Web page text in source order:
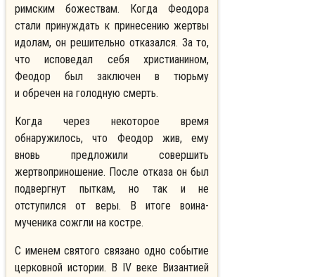
римским божествам. Когда Феодора
стали принуждать к принесению жертвы
идолам, он решительно отказался. За то,
что исповедал себя христианином,
Феодор был заключен в тюрьму
и обречен на голодную смерть.
Когда через некоторое время
обнаружилось, что Феодор жив, ему
вновь предложили совершить
жертвоприношение. После отказа он был
подвергнут пыткам, но так и не
отступился от веры. В итоге воина-
мученика сожгли на костре.
С именем святого связано одно событие
церковной истории. В IV веке Византией